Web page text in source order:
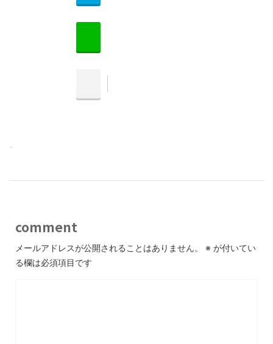
-
comment
メールアドレスが公開されることはありません。 ※ が付いてい
る欄は必須項目です